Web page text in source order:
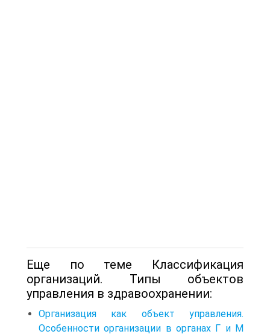
Еще по теме Классификация
организаций. Типы объектов
управления в здравоохранении:
Организация как объект управления.
Особенности организации в органах Г и М